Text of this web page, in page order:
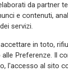
Afa
da partner
e contenuti,
servizi.
in toto,
Preferenze. Il
l'accesso al sito